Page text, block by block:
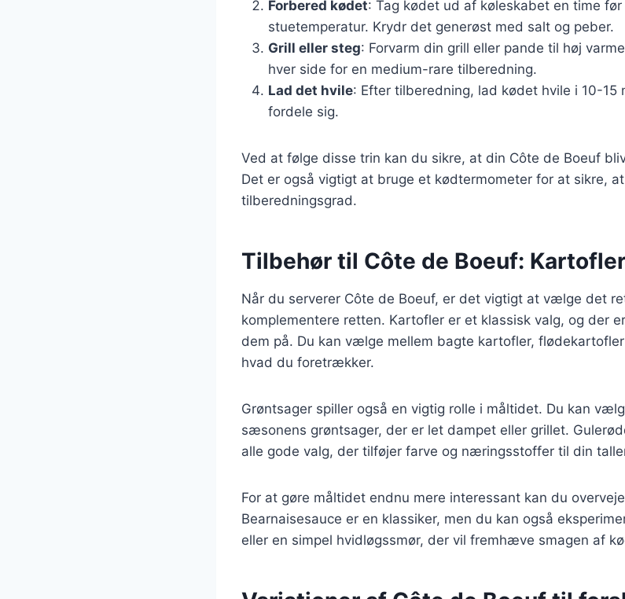
Forbered kødet: Tag kødet ud af køleskabet en time
stuetemperatur. Krydr det generøst med salt og peber.
Grill eller steg: Forvarm din grill eller pande til høj
hver side for en medium-rare tilberedning.
Lad det hvile: Efter tilberedning, lad kødet hvile i 10-15
fordele sig.
Ved at følge disse trin kan du sikre, at din Côte de Boeuf
Det er også vigtigt at bruge et kødtermometer for at sikre,
tilberedningsgrad.
Tilbehør til Côte de Boeuf:
Når du serverer Côte de Boeuf, er det vigtigt at vælge det
komplementere retten. Kartofler er et klassisk valg, og der
dem på. Du kan vælge mellem bagte kartofler,
hvad du foretrækker.
Grøntsager spiller også en vigtig rolle i måltidet. Du kan
sæsonens grøntsager, der er let dampet eller grillet.
alle gode valg, der tilføjer farve og næringsstoffer til din
For at gøre måltidet endnu mere interessant kan du
Bearnaisesauce er en klassiker, men du kan også
eller en simpel hvidløgssmør, der vil fremhæve smagen af